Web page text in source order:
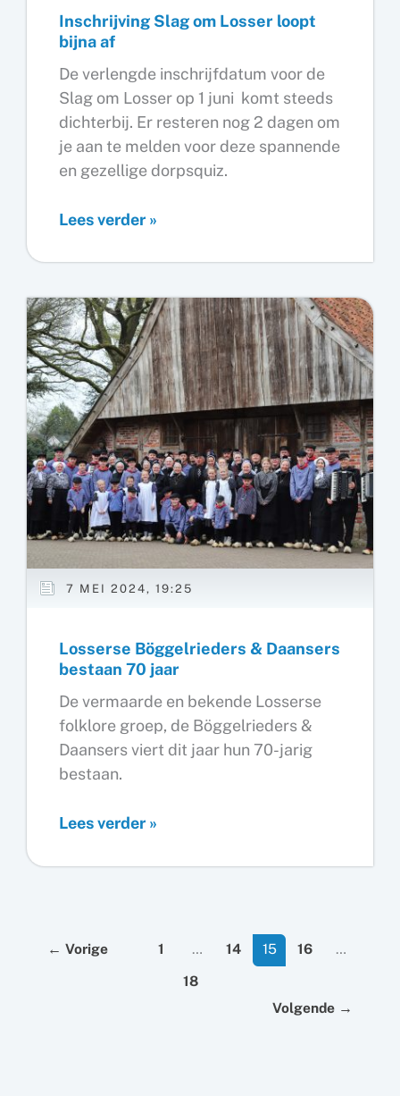
Inschrijving Slag om Losser loopt
bijna af
De verlengde inschrijfdatum voor de
Slag om Losser op 1 juni komt steeds
dichterbij. Er resteren nog 2 dagen om
je aan te melden voor deze spannende
en gezellige dorpsquiz.
Inschrijving
Losser
loopt
bijna
af
Lees verder »
7 MEI 2024, 19:25
Losserse Böggelrieders & Daansers
bestaan 70 jaar
De vermaarde en bekende Losserse
folklore groep, de Böggelrieders &
Daansers viert dit jaar hun 70-jarig
bestaan.
Losserse
70
Lees verder »
← Vorige 1 … 14 15 16
…
18
Volgende →